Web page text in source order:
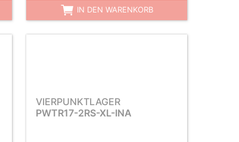
IN DEN WARENKORB
VIERPUNKTLAGER
PWTR17-2RS-XL-INA